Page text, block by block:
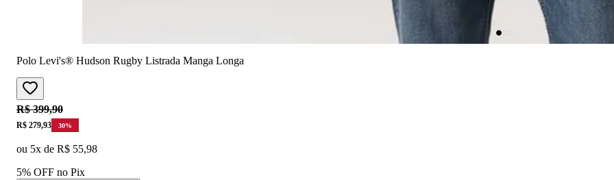
Polo Levi's® Hudson Rugby Listrada Manga Longa
Original price:
R$ 399,90
Price:
R$ 279,93 30%
ou 5x de R$ 55,98
5% OFF no Pix